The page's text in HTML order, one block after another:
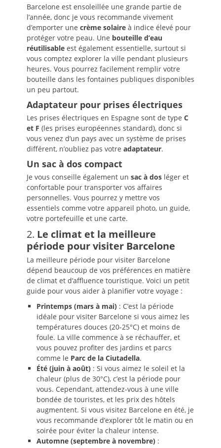
Barcelone est ensoleillée une grande partie de
l’année, donc je vous recommande vivement
d’emporter une crème solaire à indice élevé pour
protéger votre peau. Une bouteille d’eau
réutilisable est également essentielle, surtout si
vous comptez explorer la ville pendant plusieurs
heures. Vous pourrez facilement remplir votre
bouteille dans les fontaines publiques disponibles
un peu partout.
Adaptateur pour prises électriques
Les prises électriques en Espagne sont de type C
et F (les prises européennes standard), donc si
vous venez d’un pays avec un système de prises
différent, n’oubliez pas votre adaptateur.
Un sac à dos compact
Je vous conseille également un sac à dos léger et
confortable pour transporter vos affaires
personnelles. Vous pourrez y mettre vos
essentiels comme votre appareil photo, un guide,
votre portefeuille et une carte.
2. Le climat et la meilleure
période pour visiter Barcelone
La meilleure période pour visiter Barcelone
dépend beaucoup de vos préférences en matière
de climat et d’affluence touristique. Voici un petit
guide pour vous aider à planifier votre voyage :
Printemps (mars à mai) : C’est la période
idéale pour visiter Barcelone si vous aimez les
températures douces (20-25°C) et moins de
foule. La ville commence à se réchauffer, et
vous pouvez profiter des jardins et parcs
comme le Parc de la Ciutadella.
Été (juin à août) : Si vous aimez le soleil et la
chaleur (plus de 30°C), c’est la période pour
vous. Cependant, attendez-vous à une ville
bondée de touristes, et les prix des hôtels
augmentent. Si vous visitez Barcelone en été, je
vous recommande d’explorer tôt le matin ou en
soirée pour éviter la chaleur intense.
Automne (septembre à novembre) :